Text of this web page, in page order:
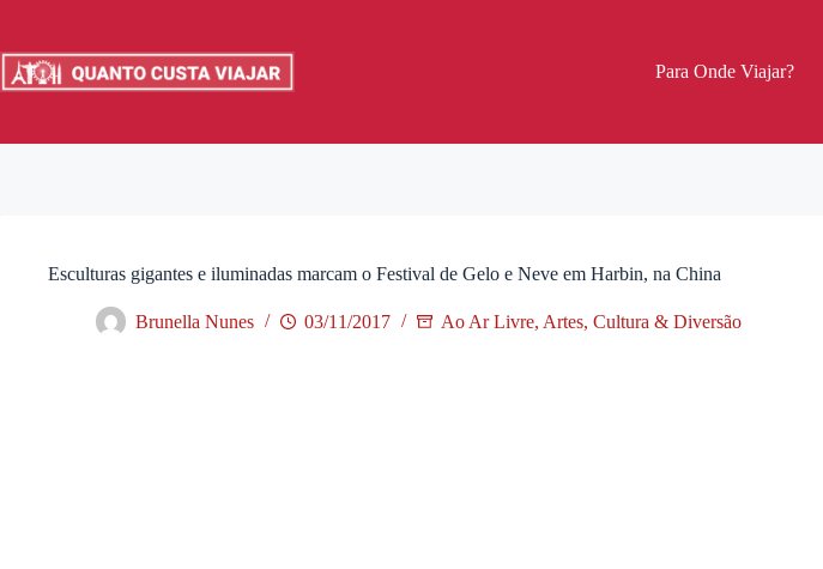
o
conteúdo
Para Onde Viajar?
Esculturas gigantes e iluminadas marcam o Festival de Gelo e Neve em Harbin, na China
Brunella Nunes 03/11/2017 Ao Ar Livre, Artes, Cultura & Diversão